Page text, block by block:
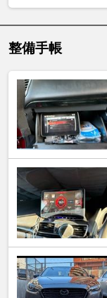
整備手帳